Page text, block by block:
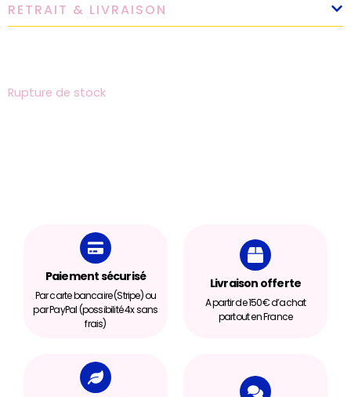
RETRAIT & LIVRAISON
Rupture de stock
Paiement sécurisé
Par carte bancaire (Stripe) ou
par PayPal (possibilité 4x sans
frais)
Livraison offerte
A partir de 150€ d’achat
partout en France